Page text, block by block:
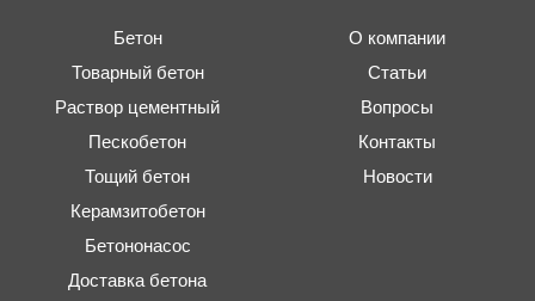
Бетон
Товарный бетон
Раствор цементный
Пескобетон
Тощий бетон
Керамзитобетон
Бетононасос
Доставка бетона
О компании
Статьи
Вопросы
Контакты
Новости